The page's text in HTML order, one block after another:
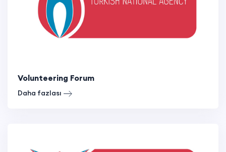
Volunteering Forum
Daha fazlası